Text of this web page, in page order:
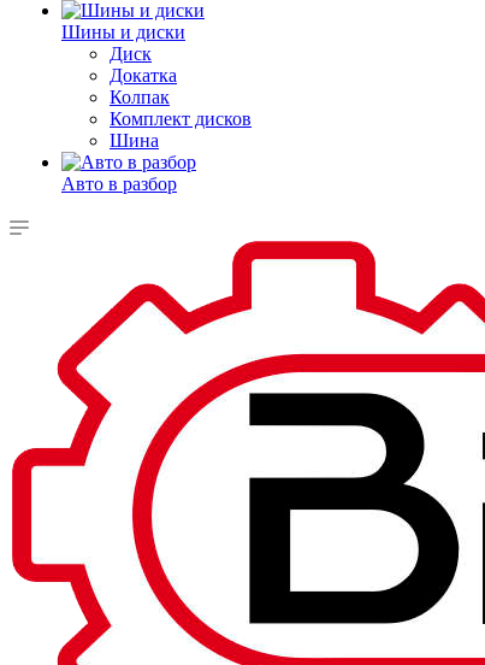
Шины и диски
Диск
Докатка
Колпак
Комплект дисков
Шина
Авто в разбор